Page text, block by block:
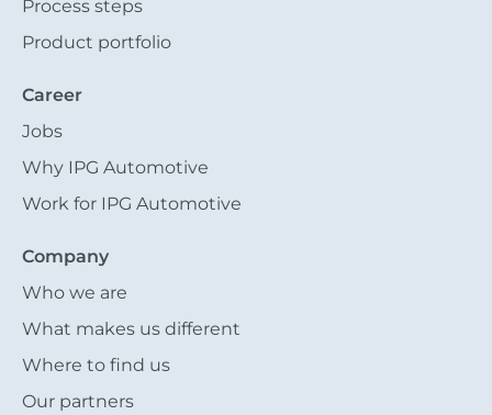
Process steps
Product portfolio
Career
Jobs
Why IPG Automotive
Work for IPG Automotive
Company
Who we are
What makes us different
Where to find us
Our partners